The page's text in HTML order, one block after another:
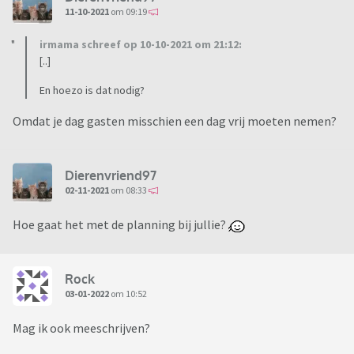
11-10-2021 om 09:19
irmama schreef op 10-10-2021 om 21:12:
[..]
En hoezo is dat nodig?
Omdat je dag gasten misschien een dag vrij moeten nemen?
Dierenvriend97
02-11-2021 om 08:33
Hoe gaat het met de planning bij jullie?
Rock
03-01-2022 om 10:52
Mag ik ook meeschrijven?